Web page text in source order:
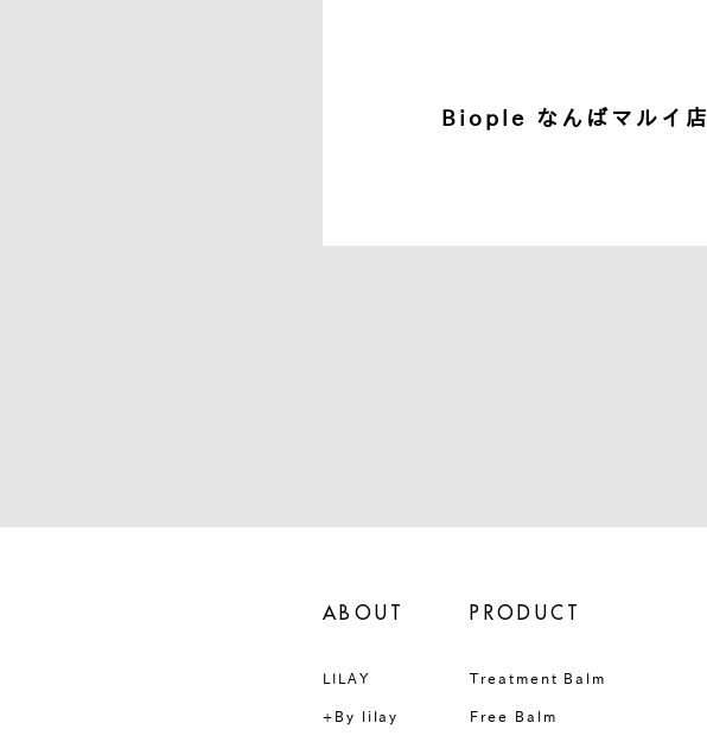
Biople なんばマルイ店
ABOUT
LILAY
+By lilay
PRODUCT
Treatment Balm
Free Balm